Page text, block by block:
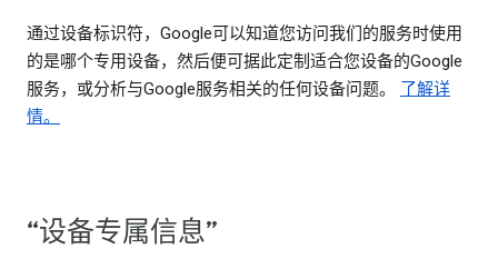
通过设备标识符，Google可以知道您访问我们的服务时使用
的是哪个专用设备，然后便可据此定制适合您设备的Google
服务，或分析与Google服务相关的任何设备问题。 了解详
情。
“设备专属信息”